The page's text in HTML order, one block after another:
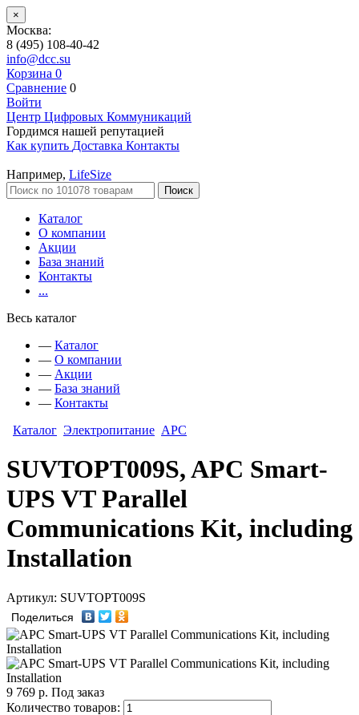
×
Москва:
8 (495) 108-40-42
info@dcc.su
Корзина 0
Сравнение 0
Войти
Центр Цифровых Коммуникаций
Гордимся нашей репутацией
Как купить Доставка Контакты
Например, LifeSize
Поиск
Каталог
О компании
Акции
База знаний
Контакты
...
Весь каталог
— Каталог
— О компании
— Акции
— База знаний
— Контакты
Каталог Электропитание APC
SUVTOPT009S, APC Smart-
UPS VT Parallel
Communications Kit, including
Installation
Артикул: SUVTOPT009S
Поделиться
9 769 р. Под заказ
Количество товаров: